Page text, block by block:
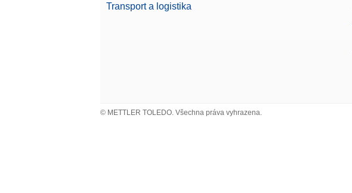
Transport a logistika
© METTLER TOLEDO. Všechna práva vyhrazena.